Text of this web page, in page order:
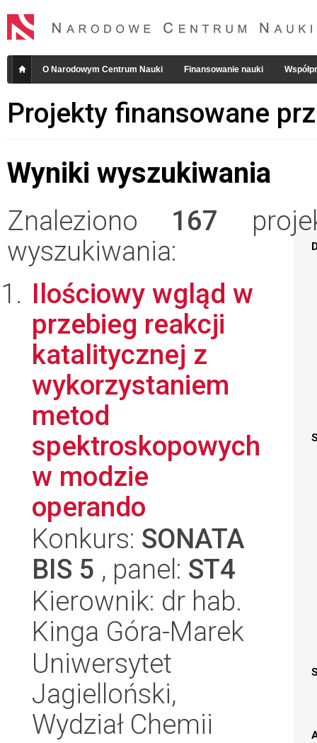
O Narodowym Centrum Nauki Finansowanie nauki
Projekty finansowane
Wyniki wyszukiwania
Znaleziono 167
wyszukiwania:
Ilościowy wgląd w
przebieg reakcji
katalitycznej z
wykorzystaniem
metod
spektroskopowych
w modzie
operando
Konkurs: SONATA
BIS 5 , panel: ST4
Kierownik: dr hab.
Kinga Góra-Marek
Uniwersytet
Jagielloński,
Wydział Chemii